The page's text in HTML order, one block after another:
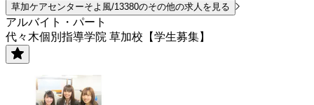
草加ケアセンターそよ風/13380のその他の求人を見る
アルバイト・パート
代々木個別指導学院 草加校【学生募集】